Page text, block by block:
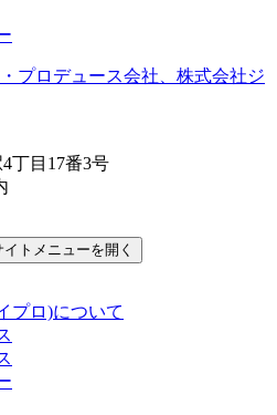
丁目17番3号
トメニューを開く
プロ)について